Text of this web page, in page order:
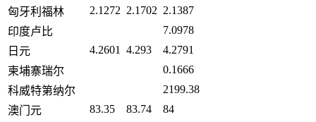
匈牙利福林
2.1272 2.1702 2.1387
印度卢比
7.0978
日元
4.2601 4.293
4.2791
柬埔寨瑞尔
0.1666
科威特第纳尔
2199.38
澳门元
83.35 83.74
84